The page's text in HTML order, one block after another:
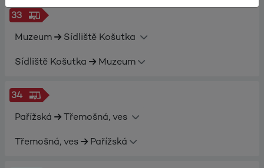
33
Muzeum
Sídliště Košutka
Sídliště Košutka
Muzeum
34
Pařížská
Třemošná, ves
Třemošná, ves
Pařížská